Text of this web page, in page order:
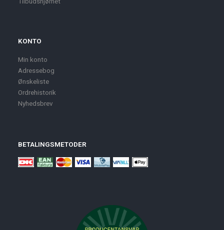
KONTO
Min konto
Adressebog
Ønskeliste
Ordrehistorik
Nyhedsbrev
BETALINGSMETODER